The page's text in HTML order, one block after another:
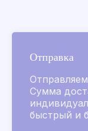
Отправка
Сумма
быстрый и
Для
Для